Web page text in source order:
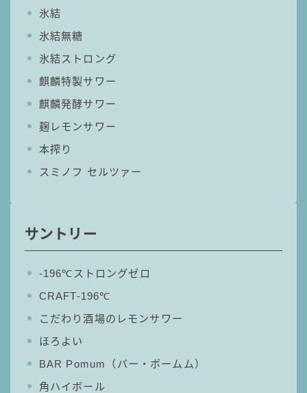
氷結
氷結無糖
氷結ストロング
麒麟特製サワー
麒麟発酵サワー
麹レモンサワー
本搾り
スミノフ セルツァー
サントリー
‐196℃ストロングゼロ
CRAFT-196℃
こだわり酒場のレモンサワー
ほろよい
BAR Pomum（バー・ポームム）
角ハイボール